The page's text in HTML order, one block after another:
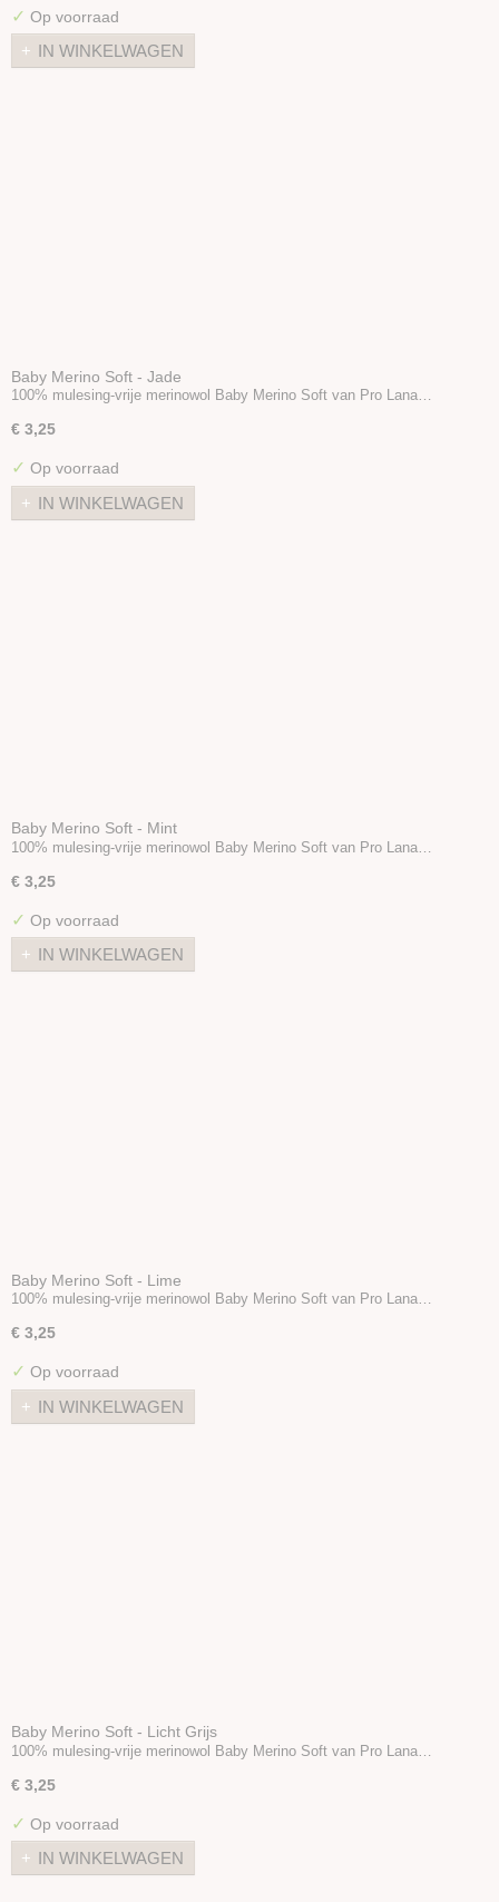
✓ Op voorraad
IN WINKELWAGEN
Baby Merino Soft - Jade
100% mulesing-vrije merinowol Baby Merino Soft van Pro Lana…
€ 3,25
✓ Op voorraad
IN WINKELWAGEN
Baby Merino Soft - Mint
100% mulesing-vrije merinowol Baby Merino Soft van Pro Lana…
€ 3,25
✓ Op voorraad
IN WINKELWAGEN
Baby Merino Soft - Lime
100% mulesing-vrije merinowol Baby Merino Soft van Pro Lana…
€ 3,25
✓ Op voorraad
IN WINKELWAGEN
Baby Merino Soft - Licht Grijs
100% mulesing-vrije merinowol Baby Merino Soft van Pro Lana…
€ 3,25
✓ Op voorraad
IN WINKELWAGEN